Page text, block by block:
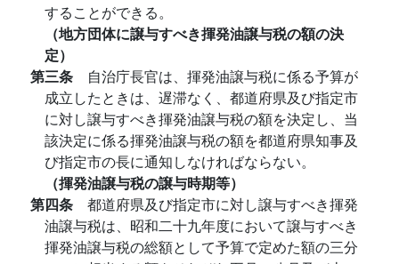
することができる。
（地方団体に譲与すべき揮発油譲与税の額の決
定）
第三条 自治庁長官は、揮発油譲与税に係る予算が
成立したときは、遅滞なく、都道府県及び指定市
に対し譲与すべき揮発油譲与税の額を決定し、当
該決定に係る揮発油譲与税の額を都道府県知事及
び指定市の長に通知しなければならない。
（揮発油譲与税の譲与時期等）
第四条 都道府県及び指定市に対し譲与すべき揮発
油譲与税は、昭和二十九年度において譲与すべき
揮発油譲与税の総額として予算で定めた額の三分